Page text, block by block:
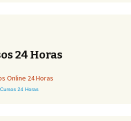
24 Horas
Online 24 Horas
Cursos 24 Horas